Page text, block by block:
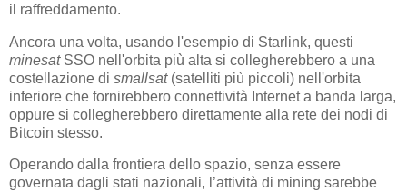
il raffreddamento.
Ancora una volta, usando l'esempio di Starlink, questi
minesatSSO nell'orbita più alta si collegherebbero a una
costellazione di smallsat(satelliti più piccoli) nell'orbita
inferiore che fornirebbero connettività Internet a banda larga,
oppure si collegherebbero direttamente alla rete dei nodi di
Bitcoin stesso.
Operando dalla frontiera dello spazio, senza essere
governata dagli stati nazionali, l’attività di mining sarebbe